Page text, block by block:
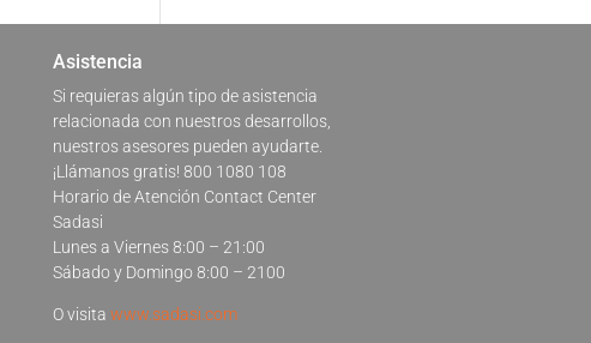
Asistencia
Si requieras algún tipo de asistencia
relacionada con nuestros desarrollos,
nuestros asesores pueden ayudarte.
¡Llámanos gratis! 800 1080 108
Horario de Atención Contact Center
Sadasi
Lunes a Viernes 8:00 – 21:00
Sábado y Domingo 8:00 – 2100
O visita www.sadasi.com